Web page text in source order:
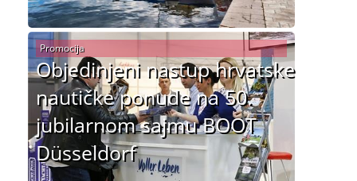
Objedinjeni nastup hrvatske
nautičke ponude na 50.
jubilarnom sajmu BOOT
Düsseldorf
Promocija